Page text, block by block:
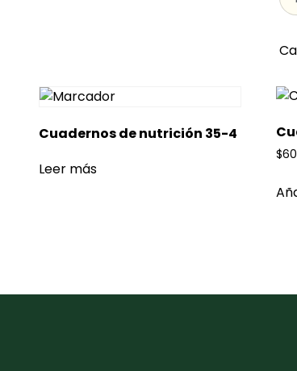
Cuadernos de nutrición 35-4
Leer más
$